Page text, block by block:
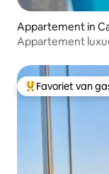
Appartement in
Appartement
Topfavoriet van
Favoriet van